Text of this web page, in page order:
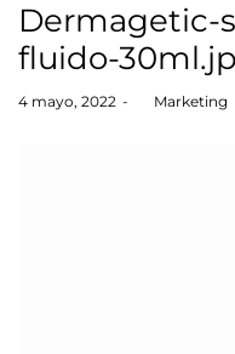
Dermagetic-
fluido-
Posted
4 mayo, 2022 Marketing